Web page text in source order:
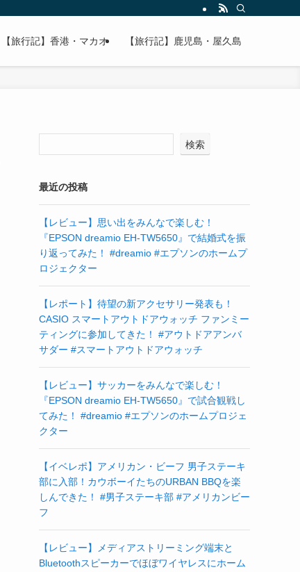
【旅行記】香港・マカオ 【旅行記】鹿児島・屋久島
検索
最近の投稿
【レビュー】思い出をみんなで楽しむ！
『EPSON dreamio EH-TW5650』で結婚式を振
り返ってみた！ #dreamio #エプソンのホームプ
ロジェクター
【レポート】待望の新アクセサリー発表も！
CASIO スマートアウトドアウォッチ ファンミー
ティングに参加してきた！ #アウトドアアンバ
サダー #スマートアウトドアウォッチ
【レビュー】サッカーをみんなで楽しむ！
『EPSON dreamio EH-TW5650』で試合観戦し
てみた！ #dreamio #エプソンのホームプロジェ
クター
【イベレポ】アメリカン・ビーフ 男子ステーキ
部に入部！カウボーイたちのURBAN BBQを楽
しんできた！ #男子ステーキ部 #アメリカンビー
フ
【レビュー】メディアストリーミング端末と
Bluetoothスピーカーでほぼワイヤレスにホーム